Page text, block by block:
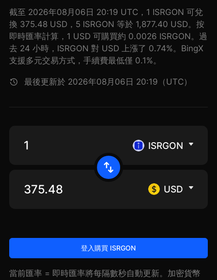
截至 2026年08月06日 20:19 UTC，1 ISRGON 可兌
換 375.48 USD，5 ISRGON 等於 1,877.40 USD。按
即時匯率計算，1 USD 可購買約 0.0026 ISRGON。過
去 24 小時，ISRGON 對 USD 上漲了 0.74%。BingX
支援多元交易方式，手續費最低僅 0.1%。
最後更新於 2026年08月06日 20:19（UTC）
ISRGON
USD
登入購買 ISRGON
當前匯率 = 即時匯率將每隔數秒自動更新。加密貨幣